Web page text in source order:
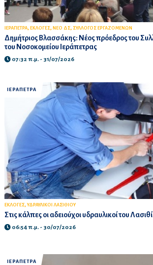
ΙΕΡΑΠΕΤΡΑ, ΕΚΛΟΓΕΣ, ΝΕΟ ΔΣ, ΣΥΛΛΟΓΟΣ ΕΡΓΑΖΟΜΕΝΩΝ
Δημήτριος Βλασσάκης: Νέος πρόεδρος του
του Νοσοκομείου Ιεράπετρας
07:32 π.μ. - 31/07/2026
ΙΕΡΑΠΕΤΡΑ
ΕΚΛΟΓΕΣ, ΥΔΡΑΥΛΙΚΟΙ ΛΑΣΙΘΙΟΥ
Στις κάλπες οι αδειούχοι υδραυλικοί του
06:54 π.μ. - 30/07/2026
ΙΕΡΑΠΕΤΡΑ